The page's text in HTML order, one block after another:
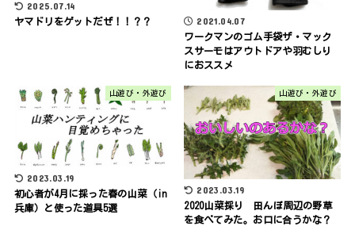
2025.07.14
ヤマドリをゲットだぜ！！？？ 2021.04.07
ワークマンのゴム手袋ザ・マック
スサーモはアウトドアや羽むしり
におススメ
山遊び・外遊び
2023.03.19
初心者が4月に採った春の山菜（in
兵庫）と使った道具5選
山遊び・外遊び
2023.03.19
2020山菜採り 田んぼ周辺の野草
を食べてみた。お口に合うかな？